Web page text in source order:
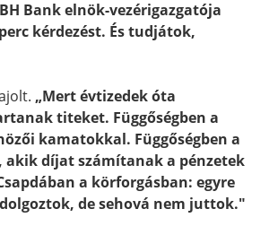
Bank elnök-vezérigazgatója
kérdezést. És tudjátok,
„Mert évtizedek óta
titeket. Függőségben a
kamatokkal. Függőségben a
akik díjat számítanak a pénzetek
a körforgásban: egyre
de sehová nem juttok."